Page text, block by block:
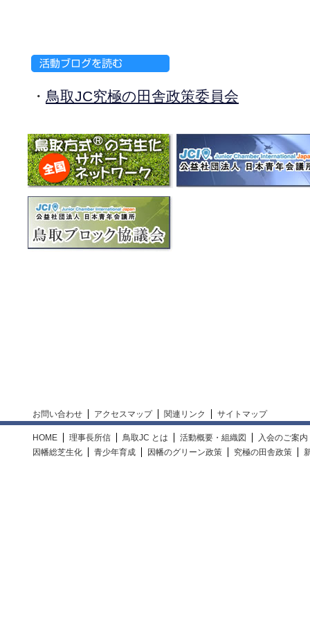
・ 鳥取JC究極の田舎政策委員会
お問い合わせ アクセスマップ 関連リンク サイトマップ
HOME 理事長所信 鳥取JC とは 活動概要・組織図
入会のご案内
因幡総芝生化
青少年育成 因幡のグリーン政策 究極の田舎政策